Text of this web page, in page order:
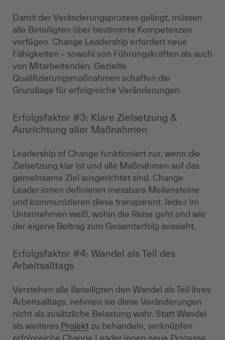
Damit der Veränderungsprozess gelingt, müssen
alle Beteiligten über bestimmte Kompetenzen
verfügen. Change Leadership erfordert neue
Fähigkeiten – sowohl von Führungskräften als auch
von Mitarbeitenden. Gezielte
Qualifizierungsmaßnahmen schaffen die
Grundlage für erfolgreiche Veränderungen.
Erfolgsfaktor #3: Klare Zielsetzung &
Ausrichtung aller Maßnahmen
Leadership of Change funktioniert nur, wenn die
Zielsetzung klar ist und alle Maßnahmen auf das
gemeinsame Ziel ausgerichtet sind. Change
Leader:innen definieren messbare Meilensteine
und kommunizieren diese transparent. Jede:r im
Unternehmen weiß, wohin die Reise geht und wie
der eigene Beitrag zum Gesamterfolg aussieht.
Erfolgsfaktor #4: Wandel als Teil des
Arbeitsalltags
Verstehen alle Beteiligten den Wandel als Teil ihres
Arbeitsalltags, nehmen sie diese Veränderungen
nicht als zusätzliche Belastung wahr. Statt Wandel
als weiteres Projekt zu behandeln, verknüpfen
erfolgreiche Change Leader:innen neue Prozesse